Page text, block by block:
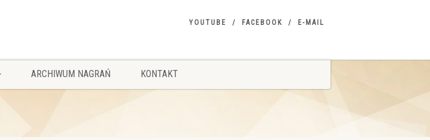
YOUTUBE FACEBOOK E-MAIL
ARCHIWUM NAGRAŃ KONTAKT